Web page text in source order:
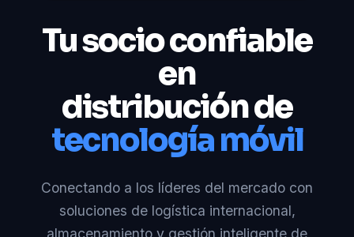
Tu socio confiable
en
distribución de
tecnología móvil
Conectando a los líderes del mercado con
soluciones de logística internacional,
almacenamiento y gestión inteligente de